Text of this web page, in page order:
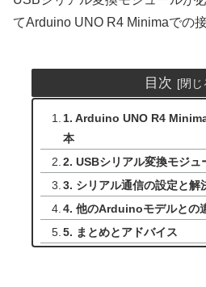
てArduino UNO R4 Minimaでの
目次
1. Arduino UNO R4
本
2. USBシリアル変換モジュ
3. シリアル通信の設定と解
4. 他のArduinoモデルとの
5. まとめとアドバイス